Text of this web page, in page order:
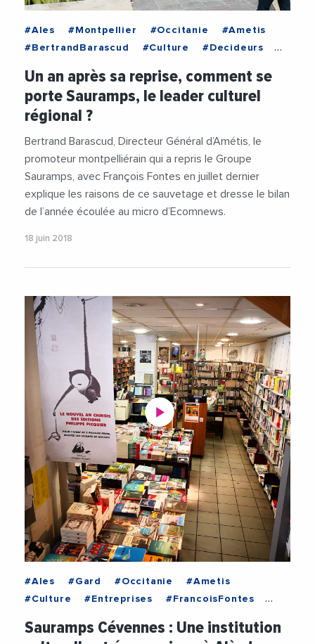
#Ales #Montpellier #Occitanie
#Ametis
#BertrandBarascud
#Culture
#Decideurs
#Montpellier
#Occitanie
#Sauramps
#Videos
#VilleDAles
Un an après sa reprise, comment se
porte Sauramps, le leader culturel
régional ?
Bertrand Barascud, Directeur Général d’Amétis, le
promoteur montpelliérain qui a repris le Groupe
Sauramps, avec François Fontes en juillet dernier
explique les raisons de ce sauvetage et dresse le bilan
de l’année écoulée au micro d’Ecomnews.
18 juin 2018
#Ales #Gard #Occitanie
#Ametis
#Culture
#Entreprises
#FrancoisFontes
#VieDesEntreprises
#VilleDAles
Sauramps Cévennes : Une institution